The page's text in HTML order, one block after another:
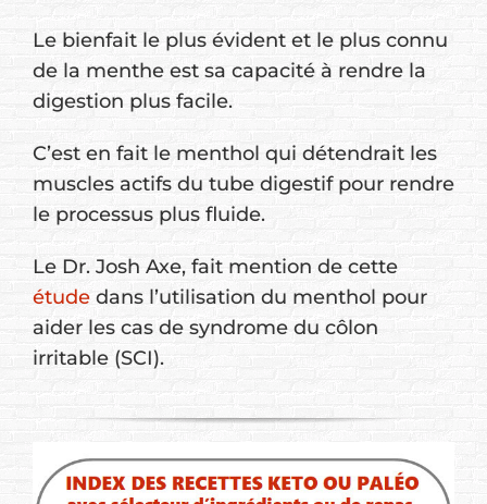
Le bienfait le plus évident et le plus connu
de la menthe est sa capacité à rendre la
digestion plus facile.
C’est en fait le menthol qui détendrait les
muscles actifs du tube digestif pour rendre
le processus plus fluide.
Le Dr. Josh Axe, fait mention de cette
étude dans l’utilisation du menthol pour
aider les cas de syndrome du côlon
irritable (SCI).